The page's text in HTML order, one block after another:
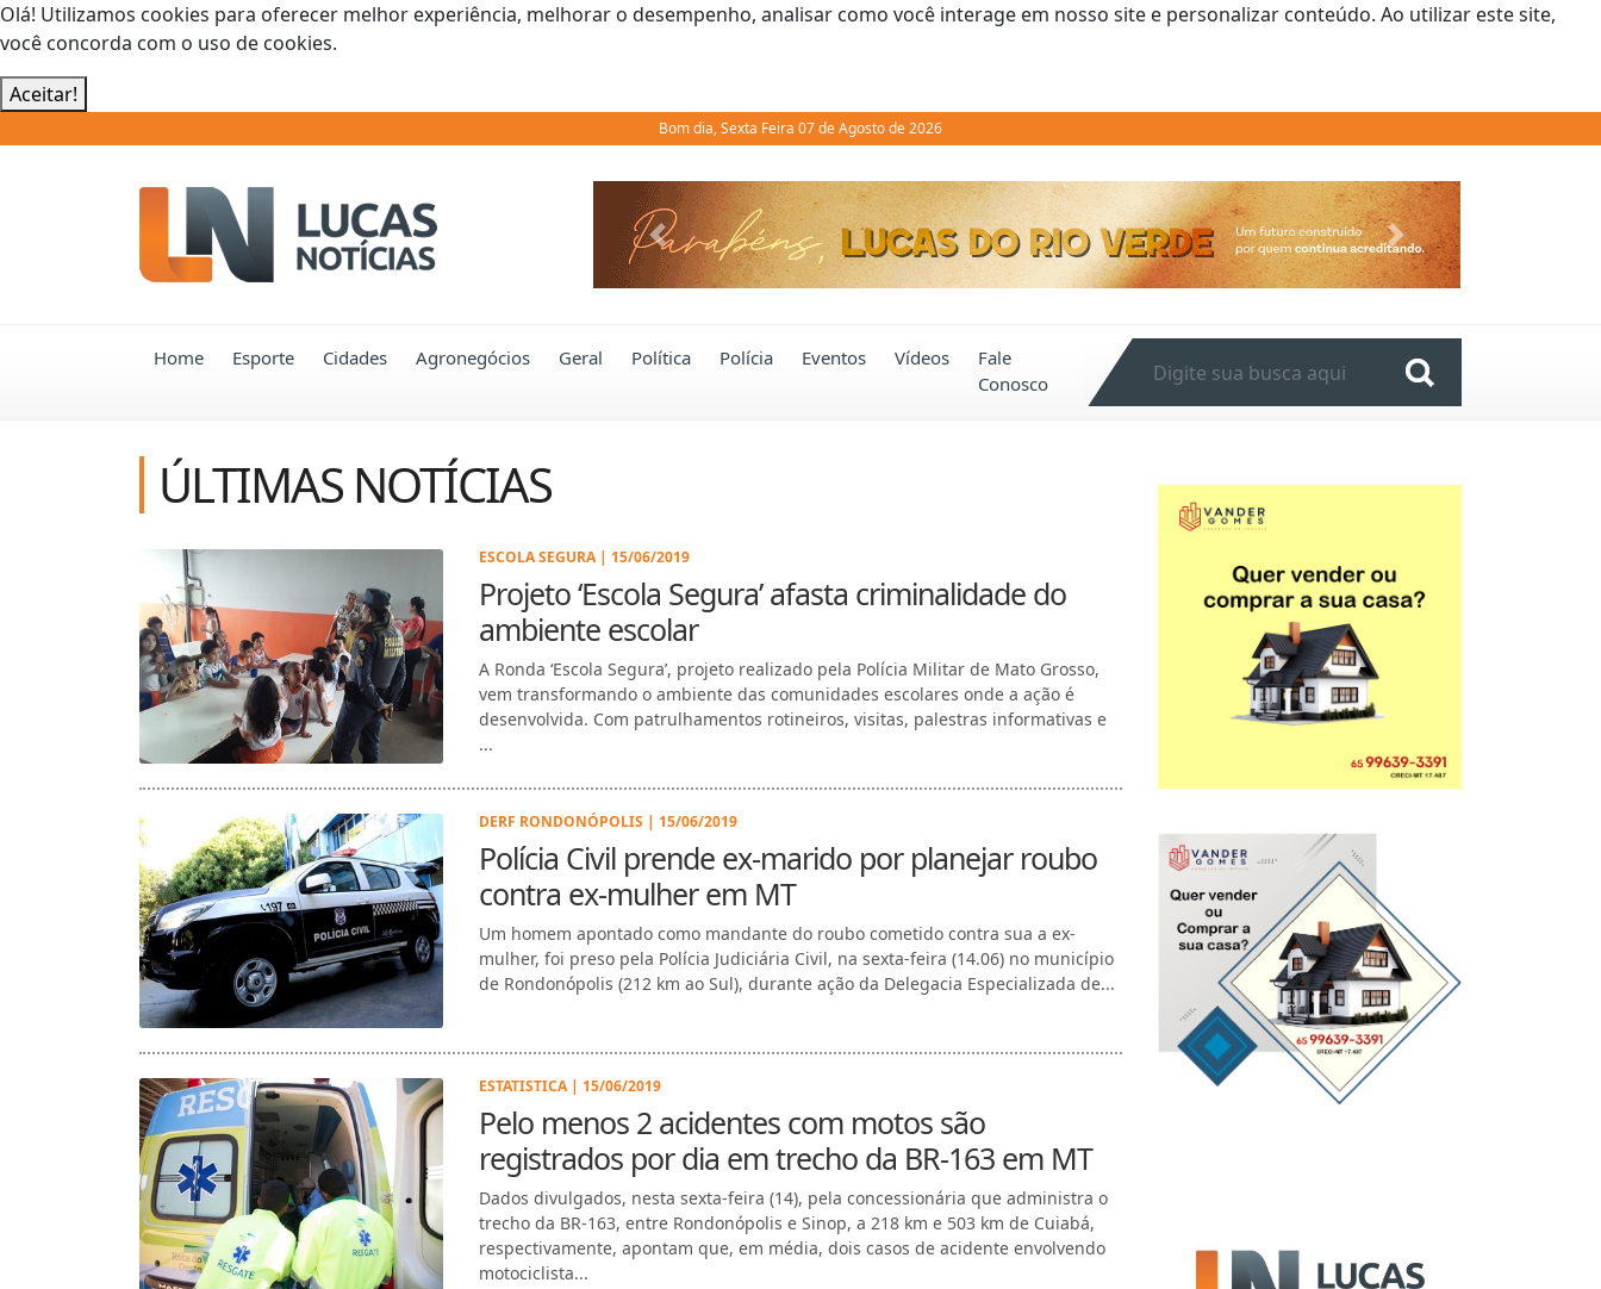
Olá! Utilizamos cookies para oferecer melhor experiência, melhorar o desempenho, analisar como você interage em nosso site e personalizar conteúdo. Ao utilizar este site,
você concorda com o uso de cookies.
Aceitar!
Bom dia, Sexta Feira 07 de Agosto de 2026
Previous Next
Fale
ÚLTIMAS NOTÍCIAS
ESCOLA SEGURA | 15/06/2019
Projeto ‘Escola Segura’ afasta criminalidade do
ambiente escolar
A Ronda ‘Escola Segura’, projeto realizado pela Polícia Militar de Mato Grosso,
vem transformando o ambiente das comunidades escolares onde a ação é
desenvolvida. Com patrulhamentos rotineiros, visitas, palestras informativas e
DERF RONDONÓPOLIS | 15/06/2019
Polícia Civil prende ex-marido por planejar roubo
contra ex-mulher em MT
Um homem apontado como mandante do roubo cometido contra sua a ex-
mulher, foi preso pela Polícia Judiciária Civil, na sexta-feira (14.06) no município
ESTATISTICA | 15/06/2019
Pelo menos 2 acidentes com motos são
registrados por dia em trecho da BR-163 em MT
Dados divulgados, nesta sexta-feira (14), pela concessionária que administra o
trecho da BR-163, entre Rondonópolis e Sinop, a 218 km e 503 km de Cuiabá,
respectivamente, apontam que, em média, dois casos de acidente envolvendo